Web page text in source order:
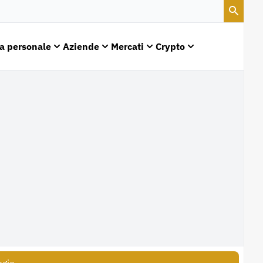
personale Aziende Mercati Crypto